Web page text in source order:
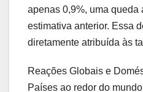
apenas 0,9%, uma queda
estimativa anterior. Essa
diretamente atribuída às
Reações Globais e
Países ao redor do